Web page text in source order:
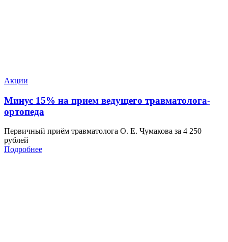
Акции
Минус 15% на прием ведущего травматолога-
ортопеда
Первичный приём травматолога О. Е. Чумакова за 4 250
рублей
Подробнее